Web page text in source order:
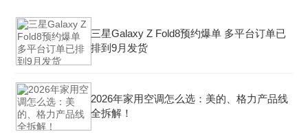
三星Galaxy Z Fold8预约爆单 多平台订单已
排到9月发货
2026年家用空调怎么选：美的、格力产品线
全拆解！